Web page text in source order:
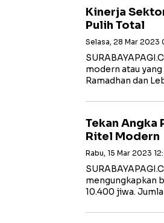
Kinerja
Pulih Total
Selasa, 28 Mar 2023
modern atau
Ramadhan dan
Tekan Angka
Ritel Modern
Rabu, 15 Mar 2023
mengungkapkan
10.400 jiwa.